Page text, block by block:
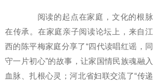
阅读的起点在家庭，文化的根脉
在传承。在家庭亲子阅读论坛上，来自江
西的陈平梅家庭分享了“四代读唱红谣，同
守一片初心”的故事，让家国情民族魂融入
血脉、扎根心灵；河北省妇联交流了“传递